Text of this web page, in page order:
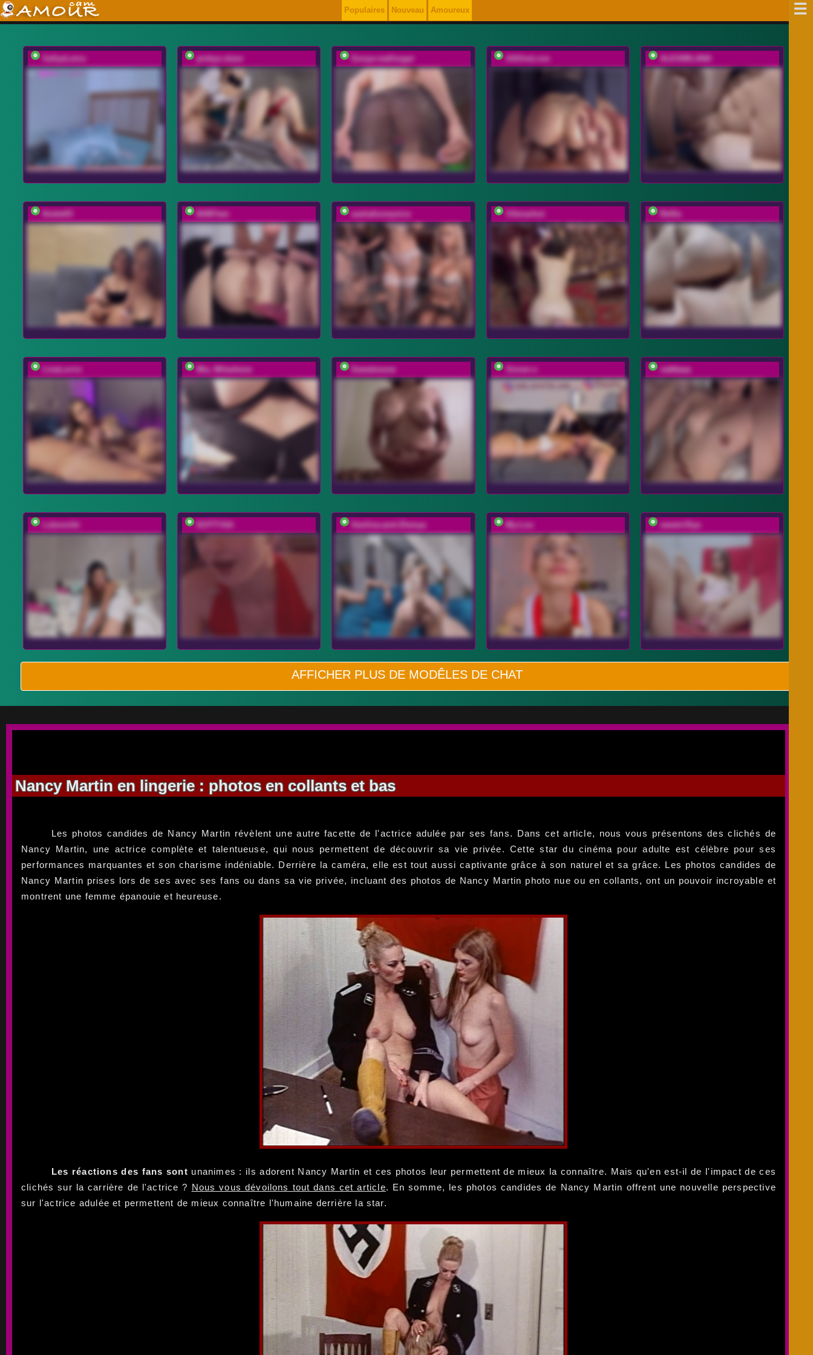
Populaires Nouveau Amoureux
SallyeLeins pinkys-slave Sonya-reallsugar AAOneLove ALEXMILANA
0netw03 BABYam sashahoneyvice Vikmarhot Relfia
LinaLurrre Mia_Milasheva Sweetmeow Sinner-s vattttaaa
Lubovniki KOTTYAA Vasilisa-and-Zhenya My-Lou sweet-Olya
AFFICHER PLUS DE MODÊLES DE CHAT
Nancy Martin en lingerie : photos en collants et bas
Les photos candides de Nancy Martin révèlent une autre facette de l'actrice adulée par ses fans. Dans cet article, nous vous présentons des clichés de
Nancy Martin, une actrice complète et talentueuse, qui nous permettent de découvrir sa vie privée. Cette star du cinéma pour adulte est célèbre pour ses
performances marquantes et son charisme indéniable. Derrière la caméra, elle est tout aussi captivante grâce à son naturel et sa grâce. Les photos candides de
Nancy Martin prises lors de ses avec ses fans ou dans sa vie privée, incluant des photos de Nancy Martin photo nue ou en collants, ont un pouvoir incroyable et
montrent une femme épanouie et heureuse.
Les réactions des fans sont unanimes : ils adorent Nancy Martin et ces photos leur permettent de mieux la connaître. Mais qu'en est-il de l'impact de ces
clichés sur la carrière de l'actrice ? Nous vous dévoilons tout dans cet article. En somme, les photos candides de Nancy Martin offrent une nouvelle perspective
sur l'actrice adulée et permettent de mieux connaître l'humaine derrière la star.